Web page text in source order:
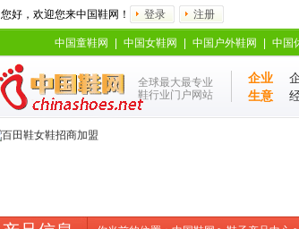
您好，欢迎您来中国鞋网！ 登录 注册
中国童鞋网 中国女鞋网 中国户外鞋网 中国
全球最大最专业
鞋行业门户网站
企业
生意